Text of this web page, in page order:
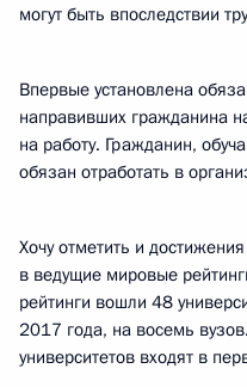
могут быть впоследствии
Впервые установлена
направивших гражданина
на работу. Гражданин,
обязан отработать в
Хочу отметить и
в ведущие мировые
рейтинги вошли 48
2017 года, на восемь
университетов входят в